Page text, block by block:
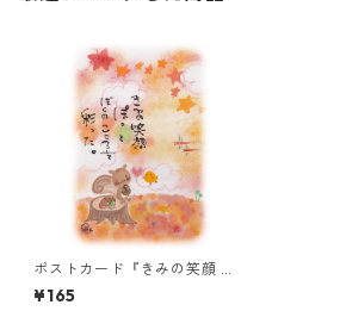
ポストカード『きみの笑顔 ぽ
っと・・・』
¥165